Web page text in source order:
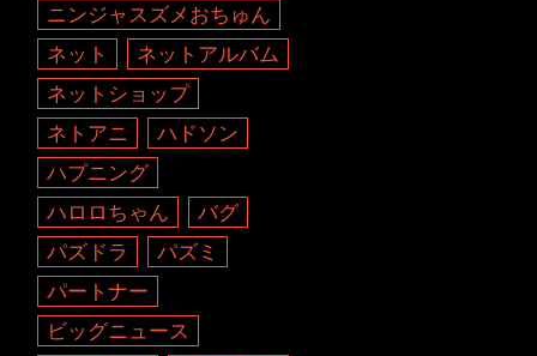
ニンジャスズメおちゅん
ネット
ネットアルバム
ネットショップ
ネトアニ
ハドソン
ハプニング
ハロロちゃん
バグ
パズドラ
パズミ
パートナー
ビッグニュース